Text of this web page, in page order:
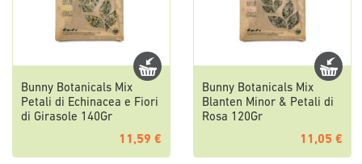
Bunny Botanicals Mix
Petali di Echinacea e Fiori
di Girasole 140Gr
11,59 €
Bunny Botanicals Mix
Blanten Minor & Petali di
Rosa 120Gr
11,05 €